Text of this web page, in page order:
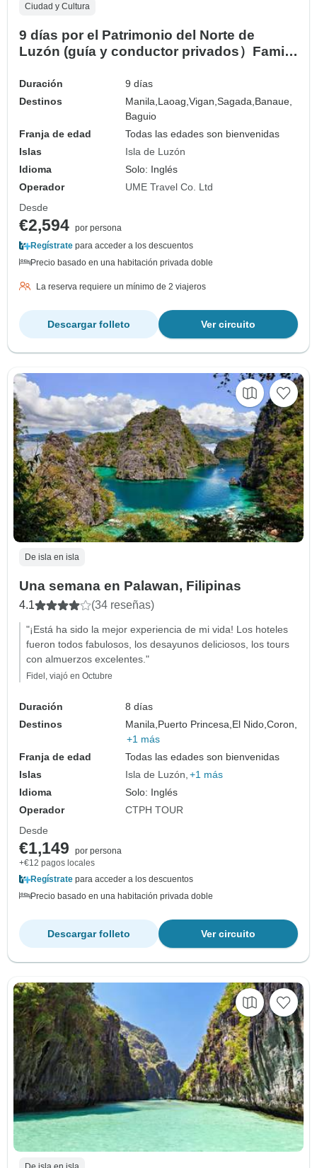
Ciudad y Cultura
9 días por el Patrimonio del Norte de
Luzón (guía y conductor privados）Family
Duración
9 días
Destinos
Manila, Laoag,Vigan,Sagada, Banaue,
Baguio
Franja de edad
Todas las edades son bienvenidas
Islas
Isla de Luzón
Idioma
Solo: Inglés
Operador
UME Travel Co. Ltd
Desde
€2,594 por persona
Regístrate para acceder a los descuentos
Precio basado en una habitación privada doble
La reserva requiere un mínimo de 2 viajeros
Ver circuito
Descargar folleto
De isla en isla
Una semana en Palawan, Filipinas
4.1 (34 reseñas)
"¡Está ha sido la mejor experiencia de mi vida! Los hoteles
fueron todos fabulosos, los desayunos deliciosos, los tours
con almuerzos excelentes."
Fidel, viajó en Octubre
Duración
8 días
Destinos
Manila, Puerto Princesa, El Nido,Coron,
+1 más
Franja de edad
Todas las edades son bienvenidas
Islas
Isla de Luzón +1 más
Idioma
Solo: Inglés
Operador
CTPH TOUR
Desde
€1,149
por persona
+€12 pagos locales
Regístrate para acceder a los descuentos
Precio basado en una habitación privada doble
Ver circuito
Descargar folleto